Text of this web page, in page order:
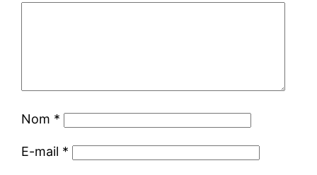
Nom *
E-mail *